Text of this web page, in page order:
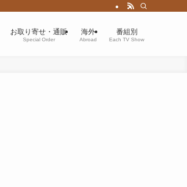
お取り寄せ・通販
Special Order
海外
Abroad
番組別
Each TV Show